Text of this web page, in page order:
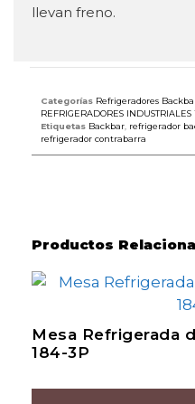
llevan freno.
Categorías Refrigeradores
REFRIGERADORES INDUSTRIALES
Etiquetas Backbar, refrigerador
refrigerador contrabarra
Productos
Mesa Refrigerada
184-3P